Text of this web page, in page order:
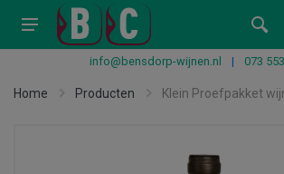
info@bensdorp-wijnen.nl | 073
Home Producten Klein Proefpakket